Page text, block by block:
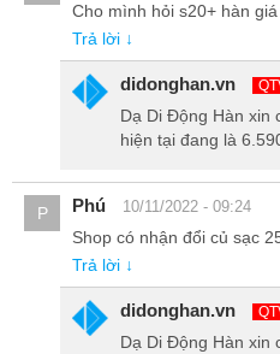
Dung lượng Pin lớn đến
Cho mình hỏi s20+ hàn
Trả lời ↓
didonghan.vn
Dạ Di Động Hàn xin
hiện tại đang là
P Phú 10/11/2022 - 09:24
Shop có nhận đổi củ sạc
Trả lời ↓
didonghan.vn
Dạ Di Động Hàn xin